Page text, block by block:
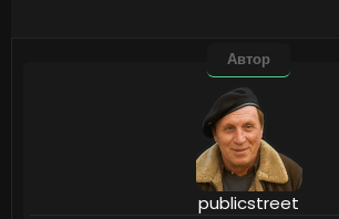
Автор
publicstreet